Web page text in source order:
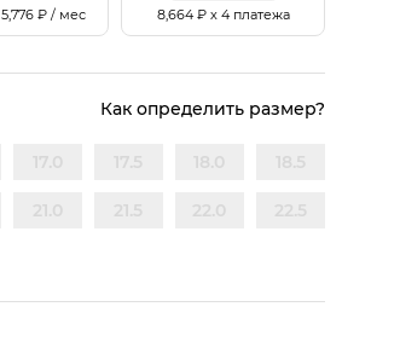
5,776 ₽ / мес 8,664₽ х 4 платежа
Как определить размер?